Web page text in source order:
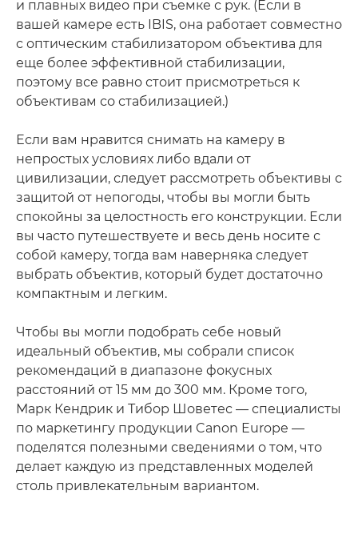
и плавных видео при съемке с рук. (Если в
вашей камере есть IBIS, она работает совместно
с оптическим стабилизатором объектива для
еще более эффективной стабилизации,
поэтому все равно стоит присмотреться к
объективам со стабилизацией.)
Если вам нравится снимать на камеру в
непростых условиях либо вдали от
цивилизации, следует рассмотреть объективы с
защитой от непогоды, чтобы вы могли быть
спокойны за целостность его конструкции. Если
вы часто путешествуете и весь день носите с
собой камеру, тогда вам наверняка следует
выбрать объектив, который будет достаточно
компактным и легким.
Чтобы вы могли подобрать себе новый
идеальный объектив, мы собрали список
рекомендаций в диапазоне фокусных
расстояний от 15 мм до 300 мм. Кроме того,
Марк Кендрик и Тибор Шоветес — специалисты
по маркетингу продукции Canon Europe —
поделятся полезными сведениями о том, что
делает каждую из представленных моделей
столь привлекательным вариантом.